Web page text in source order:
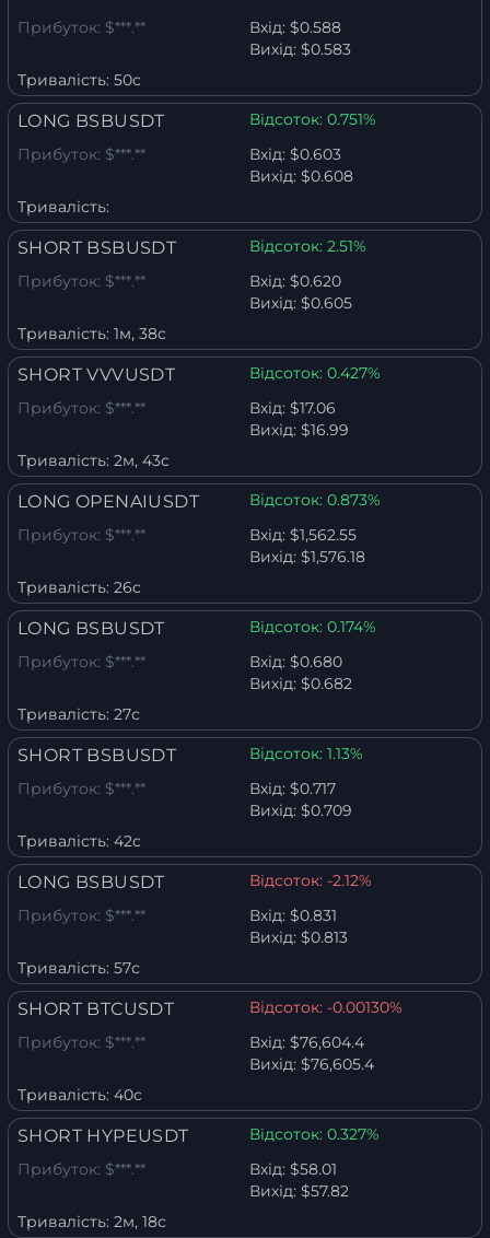
Прибуток: $***.** Вхід: $0.588
Вихід: $0.583
Тривалість: 50с
LONG BSBUSDT Відсоток: 0.751%
Прибуток: $***.** Вхід: $0.603
Вихід: $0.608
Тривалість:
SHORT BSBUSDT Відсоток: 2.51%
Прибуток: $***.** Вхід: $0.620
Вихід: $0.605
Тривалість: 1м, 38с
SHORT VVVUSDT Відсоток: 0.427%
Прибуток: $***.** Вхід: $17.06
Вихід: $16.99
Тривалість: 2м, 43с
LONG OPENAIUSDT Відсоток: 0.873%
Прибуток: $***.** Вхід: $1,562.55
Вихід: $1,576.18
Тривалість: 26с
LONG BSBUSDT Відсоток: 0.174%
Прибуток: $***.** Вхід: $0.680
Вихід: $0.682
Тривалість: 27с
SHORT BSBUSDT Відсоток: 1.13%
Прибуток: $***.** Вхід: $0.717
Вихід: $0.709
Тривалість: 42с
LONG BSBUSDT Відсоток: -2.12%
Прибуток: $***.** Вхід: $0.831
Вихід: $0.813
Тривалість: 57с
SHORT BTCUSDT Відсоток: -0.00130%
Прибуток: $***.** Вхід: $76,604.4
Вихід: $76,605.4
Тривалість: 40с
SHORT HYPEUSDT Відсоток: 0.327%
Прибуток: $***.** Вхід: $58.01
Вихід: $57.82
Тривалість: 2м, 18с